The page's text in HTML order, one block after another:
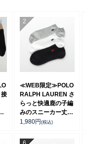
≪WEB限定≫POLO
RALPH LAUREN さ
らっと快適鹿の子編
みのスニーカー丈ソ
ックス 【3足セッ
メンズ レディース
1,980円(税込)